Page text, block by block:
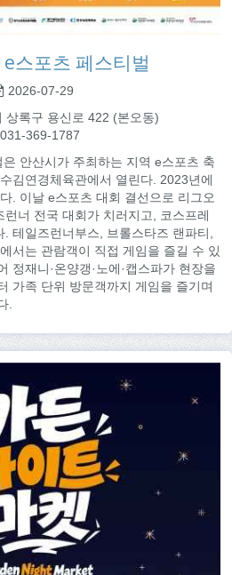
스포츠 페스티벌
2026-07-29
상록구 용신로 422 (본오동)
369-1787
안산시가 주최하는 지역 e스포츠 축
김연경체육관에서 열린다. 2023년에
. 이날 e스포츠 대회 결선으로 리그오
너 전국 대회가 치러지고, 코스프레
테일즈런너부스, 브롤스타즈 랜파티,
서는 관람객이 직접 게임을 즐길 수 있
정재니·온양갱·노에·캡스파가 현장을
가족 단위 방문객까지 게임을 즐기며
.